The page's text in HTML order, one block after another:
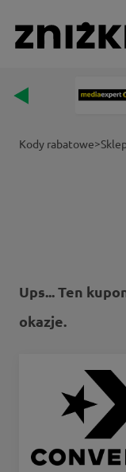
Kody rabatowe>
Ups... Ten
okazje.